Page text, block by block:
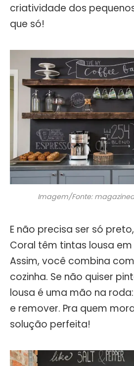
criatividade dos
que só!
Imagem/Fonte:
E não precisa ser só
Coral têm tintas lousa
Assim, você combina
cozinha. Se não quiser
lousa é uma mão na
e remover. Pra quem
solução perfeita!